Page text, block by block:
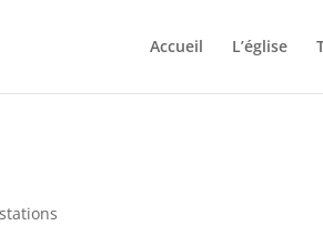
Accueil L’église